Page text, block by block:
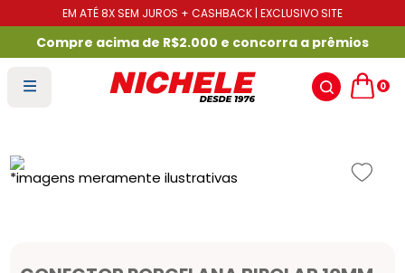
EM ATÉ 8X SEM JUROS + CASHBACK | EXCLUSIVO SITE
Compre acima de R$2.000 e concorra a prêmios
0